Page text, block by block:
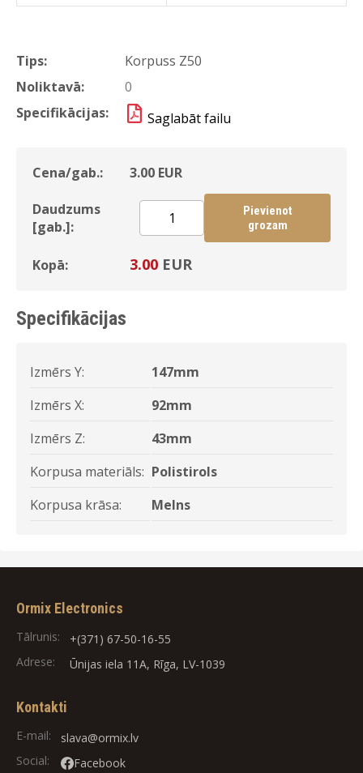
Tips:
Korpuss Z50
Noliktavā:
0
Specifikācijas:
Saglabāt failu
Cena/gab.: 3.00 EUR
Daudzums
[gab.]:
Pievienot
grozam
Kopā: 3.00 EUR
Specifikācijas
Izmērs Y:
147mm
Izmērs X:
92mm
Izmērs Z:
43mm
Korpusa materiāls: Polistirols
Korpusa krāsa:
Melns
Ormix Electronics
Tālrunis:
+(371) 67-50-16-55
Adrese:
Ūnijas iela 11A, Rīga, LV-1039
Kontakti
E-mail:
slava@ormix.lv
Social:
Facebook